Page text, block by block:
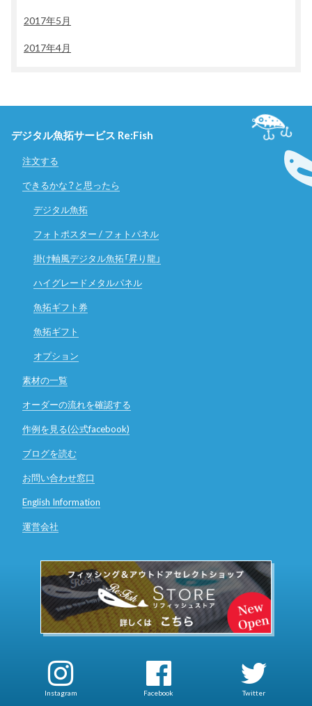
2017年5月
2017年4月
デジタル魚拓サービス Re:Fish
注文する
できるかな？と思ったら
デジタル魚拓
フォトポスター / フォトパネル
掛け軸風デジタル魚拓「昇り龍」
ハイグレードメタルパネル
魚拓ギフト券
魚拓ギフト
オプション
素材の一覧
オーダーの流れを確認する
作例を見る(公式facebook)
ブログを読む
お問い合わせ窓口
English Information
運営会社
Instagram Facebook Twitter